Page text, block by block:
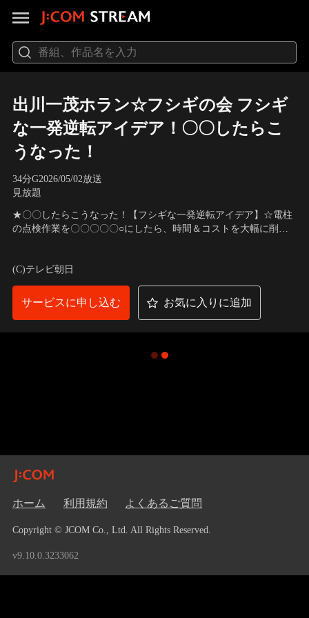
出川一茂ホラン☆フシギの会 フシギ
な一発逆転アイデア！〇〇したらこ
うなった！
34分G2026/05/02放送
見放題
★〇〇したらこうなった！【フシギな一発逆転アイデア】☆電柱
の点検作業を〇〇〇〇〇○にしたら、時間＆コストを大幅に削
車のスピードの出しすぎが減った！
(C)テレビ朝日
サービスに申し込む お気に入りに追加
ホーム 利用規約 よくあるご質問
Copyright © JCOM Co., Ltd. All Rights Reserved.
v9.10.0.3233062